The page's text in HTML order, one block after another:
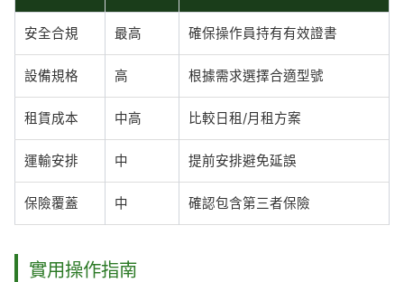
安全合規 最高 確保操作員持有有效證書
設備規格 高 根據需求選擇合適型號
租賃成本 中高 比較日租/月租方案
運輸安排 中 提前安排避免延誤
保險覆蓋 中 確認包含第三者保險
實用操作指南